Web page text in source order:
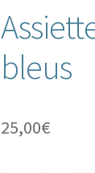
bleus
25,00€